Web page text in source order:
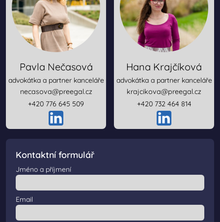
Pavla Nečasová
advokátka a partner kanceláře
necasova@preegal.cz
+420 776 645 509
Hana Krajčíková
advokátka a partner kanceláře
krajcikova@preegal.cz
+420 732 464 814
Kontaktní formulář
Jméno a příjmení
Email